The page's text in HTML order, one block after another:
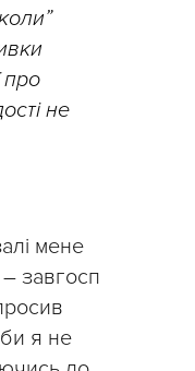
про
не
мене
– завгосп
я не